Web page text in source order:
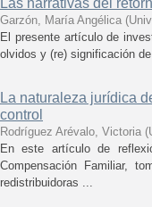
Las narrativas del
Garzón, María Angélica (
El presente artículo de
olvidos y (re) significación
La naturaleza jurídica
control
Rodríguez Arévalo, Victoria (
En este artículo de
Compensación Familiar,
redistribuidoras ...